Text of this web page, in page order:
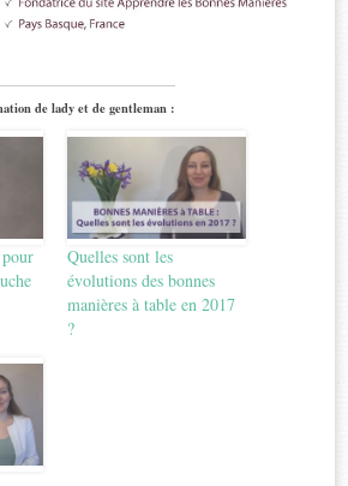
de lady et de gentleman :
Quelles sont les
évolutions des bonnes
manières à table en 2017
?